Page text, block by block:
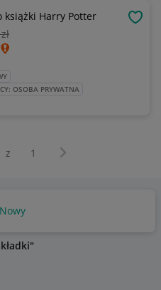
książki Harry Potter
OSOBA PRYWATNA
z 1 Następna strona
Nowy